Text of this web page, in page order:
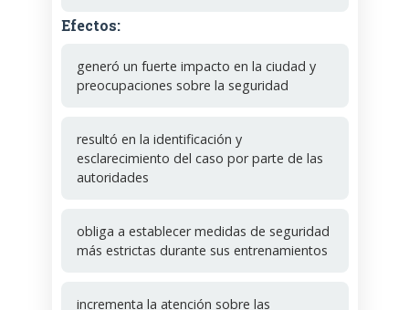
Efectos:
generó un fuerte impacto en la ciudad y
preocupaciones sobre la seguridad
resultó en la identificación y
esclarecimiento del caso por parte de las
autoridades
obliga a establecer medidas de seguridad
más estrictas durante sus entrenamientos
incrementa la atención sobre las